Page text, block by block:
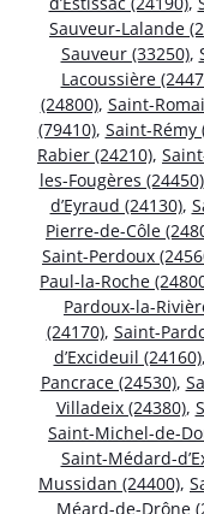
Sauveur-Lalande
Sauveur (33250),
Lacoussière
(24800), Saint-
(79410), Saint-Rémy
Rabier (24210),
les-Fougères (24450)
d’Eyraud (24130),
Pierre-de-Côle
Saint-Perdoux
Paul-la-Roche
Pardoux-la-
(24170), Saint-
d’Excideuil (24160),
Pancrace (24530),
Villadeix (24380),
Saint-Michel-de-
Saint-Médard-
Mussidan (24400),
Méard-de-Drône